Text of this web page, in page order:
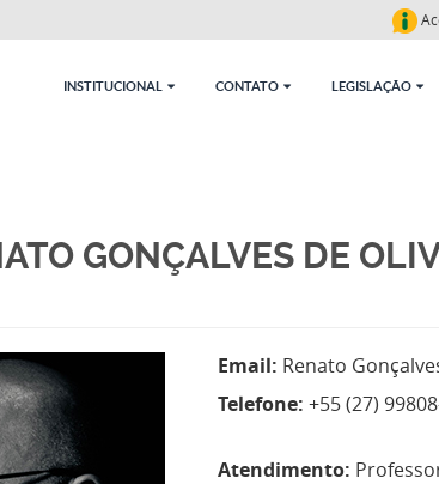
INSTITUCIONAL CONTATO LEGISLAÇÃO
GONÇALVES DE
Email: Renato
Telefone: +55 (27)
Atendimento: